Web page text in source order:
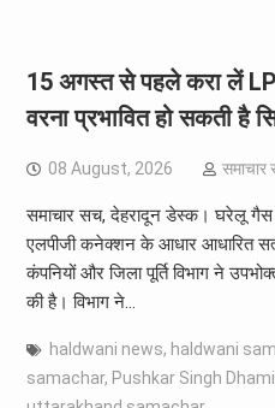
15 अगस्त से पहले करा लें
वरना प्रभावित हो सकती है
08 August, 2026 समाचार
समाचार सच, देहरादून डेस्क। घरेलू
एलपीजी कनेक्शन के आधार आधारित
कंपनियों और जिला पूर्ति विभाग ने
की है। विभाग ने…
haldwani news, haldwani
samachar, Pushkar Singh Dhami